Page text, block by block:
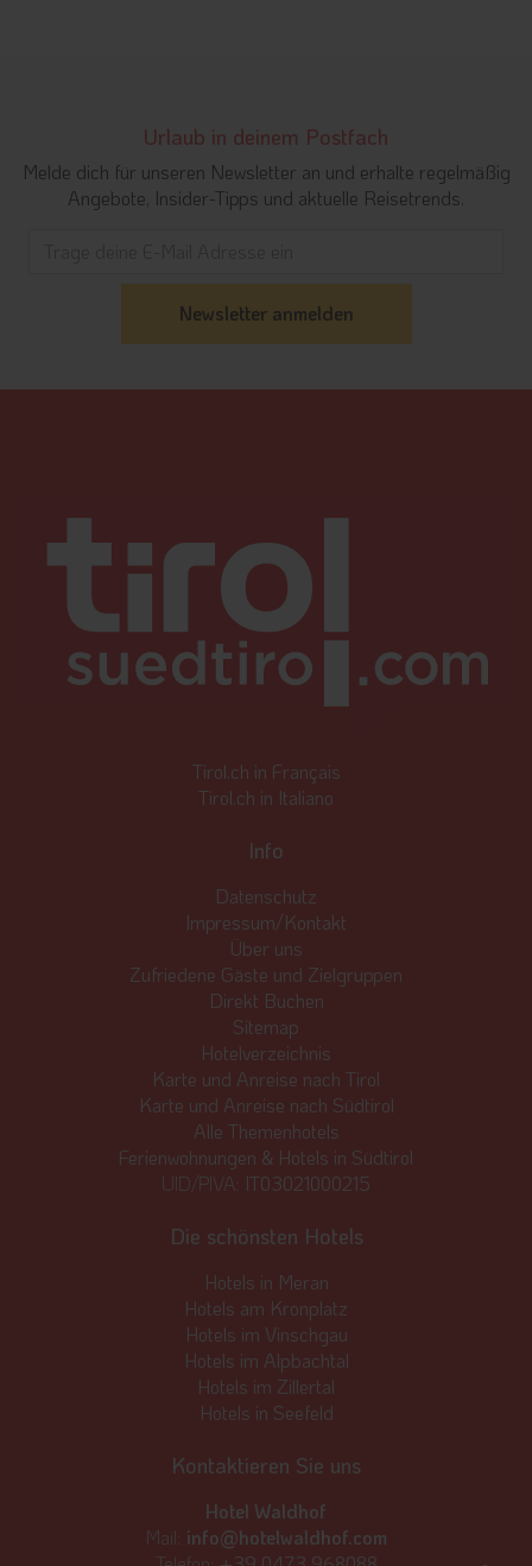
Urlaub in deinem Postfach
Melde dich für unseren Newsletter an und erhalte regelmäßig
Angebote, Insider-Tipps und aktuelle Reisetrends.
Tirol.ch in Français
Tirol.ch in Italiano
Info
Datenschutz
Impressum/Kontakt
Über uns
Zufriedene Gäste und Zielgruppen
Direkt Buchen
Sitemap
Hotelverzeichnis
Karte und Anreise nach Tirol
Karte und Anreise nach Südtirol
Alle Themenhotels
Ferienwohnungen & Hotels in Südtirol
UID/PIVA: IT03021000215
Die schönsten Hotels
Hotels in Meran
Hotels am Kronplatz
Hotels im Vinschgau
Hotels im Alpbachtal
Hotels im Zillertal
Hotels in Seefeld
Kontaktieren Sie uns
Hotel Waldhof
Mail: info@hotelwaldhof.com